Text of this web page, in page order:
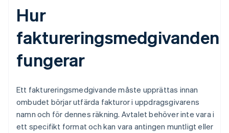
Hur
faktureringsmedgivanden
fungerar
Ett faktureringsmedgivande måste upprättas innan
ombudet börjar utfärda fakturor i uppdragsgivarens
namn och för dennes räkning. Avtalet behöver inte vara i
ett specifikt format och kan vara antingen muntligt eller